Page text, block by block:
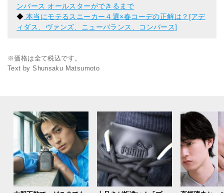
ンバース オールスターができるまで
◆ 本当にモテるスニーカー４選×春コーデの正解は？[アデ
ィダス、ヴァンズ、ニューバランス、コンバース]
※価格は全て税込です。
Text by Shunsaku Matsumoto